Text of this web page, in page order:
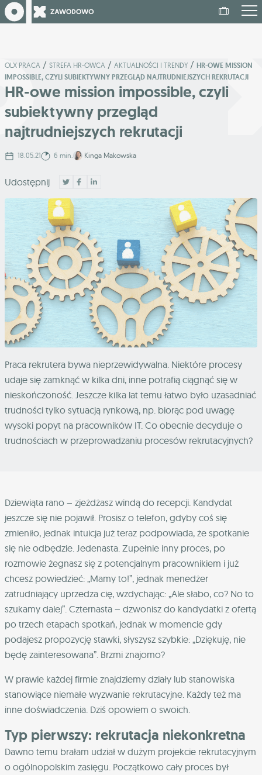
OLX PRACA / STREFA HR-OWCA / AKTUALNOŚCI I TRENDY / HR-OWE MISSION
IMPOSSIBLE, CZYLI SUBIEKTYWNY PRZEGLĄD NAJTRUDNIEJSZYCH REKRUTACJI
HR-owe mission impossible, czyli
subiektywny przegląd
najtrudniejszych rekrutacji
18.05.21 6 min. Kinga Makowska
Udostępnij
Praca rekrutera bywa nieprzewidywalna. Niektóre procesy
udaje się zamknąć w kilka dni, inne potrafią ciągnąć się w
nieskończoność. Jeszcze kilka lat temu łatwo było uzasadniać
trudności tylko sytuacją rynkową, np. biorąc pod uwagę
wysoki popyt na pracowników IT. Co obecnie decyduje o
trudnościach w przeprowadzaniu procesów rekrutacyjnych?
Dziewiąta rano – zjeżdżasz windą do recepcji. Kandydat
jeszcze się nie pojawił. Prosisz o telefon, gdyby coś się
zmieniło, jednak intuicja już teraz podpowiada, że spotkanie
się nie odbędzie. Jedenasta. Zupełnie inny proces, po
rozmowie żegnasz się z potencjalnym pracownikiem i już
chcesz powiedzieć: „Mamy to!”, jednak menedżer
zatrudniający uprzedza cię, wzdychając: „Ale słabo, co? No to
szukamy dalej”. Czternasta – dzwonisz do kandydatki z ofertą
po trzech etapach spotkań, jednak w momencie gdy
podajesz propozycję stawki, słyszysz szybkie: „Dziękuję, nie
będę zainteresowana”. Brzmi znajomo?
W prawie każdej firmie znajdziemy działy lub stanowiska
stanowiące niemałe wyzwanie rekrutacyjne. Każdy też ma
inne doświadczenia. Dziś opowiem o swoich.
Typ pierwszy: rekrutacja niekonkretna
Dawno temu brałam udział w dużym projekcie rekrutacyjnym
o ogólnopolskim zasięgu. Początkowo cały proces był